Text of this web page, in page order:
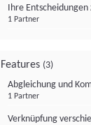
Ihre
1 Partner
Features (3)
Abgleichung und
1 Partner
Verknüpfung